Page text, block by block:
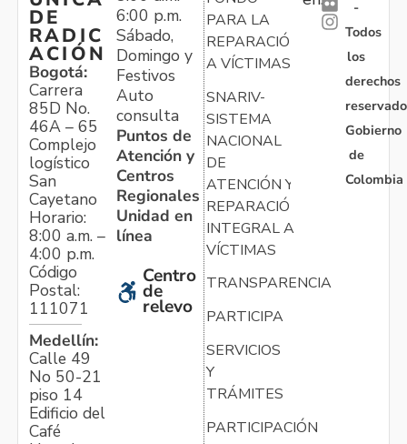
DE
RADIC
ACIÓN
Bogotá:
Carrera
85D No.
46A – 65
Complejo
logístico
San
Cayetano
Horario:
8:00 a.m. –
4:00 p.m.
Código
Postal:
111071
Medellín:
Calle 49
No 50-21
piso 14
Edificio del
Café
6:00 p.m.
Sábado,
Domingo y
Festivos
Auto
consulta
Puntos de
Atención y
Centros
Regionales
Unidad en
línea
Centro
de
relevo
PARA LA
REPARACIÓN
A VÍCTIMAS
SNARIV-
SISTEMA
NACIONAL
DE
ATENCIÓN Y
REPARACIÓN
INTEGRAL A
VÍCTIMAS
TRANSPARENCIA
PARTICIPA
SERVICIOS
Y
TRÁMITES
PARTICIPACIÓN
-
Todos
los
derechos
Gobierno
de
Colombia